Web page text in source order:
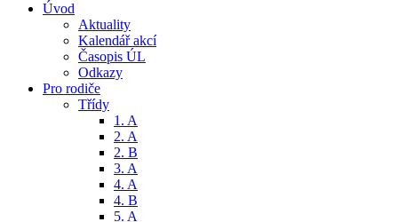
Úvod
Aktuality
Kalendář akcí
Časopis ÚL
Odkazy
Pro rodiče
Třídy
1. A
2. A
2. B
3. A
4. A
4. B
5. A